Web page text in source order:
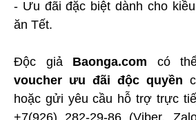
- Ưu đãi đặc biệt dành cho
ăn Tết.
Độc giả Baonga.com có
voucher ưu đãi độc quyền
hoặc gửi yêu cầu hỗ trợ trực